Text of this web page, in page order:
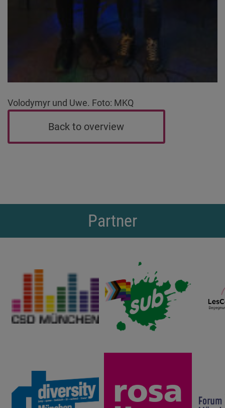
Volodymyr und Uwe. Foto: MKQ
Back to overview
Partner